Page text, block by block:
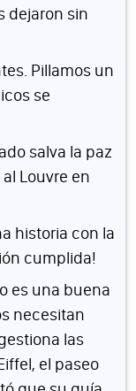
dejaron sin
Pillamos un
se
salva la paz
Louvre en
historia con la
cumplida!
es una buena
necesitan
las
el paseo